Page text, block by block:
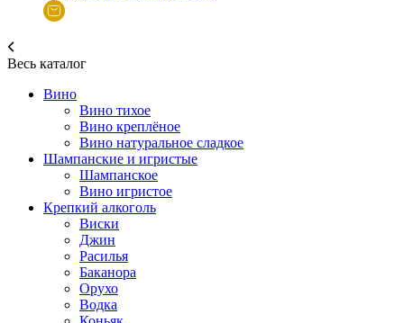
Весь каталог
Вино
Вино тихое
Вино креплёное
Вино натуральное сладкое
Шампанские и игристые
Шампанское
Вино игристое
Крепкий алкоголь
Виски
Джин
Расилья
Баканора
Орухо
Водка